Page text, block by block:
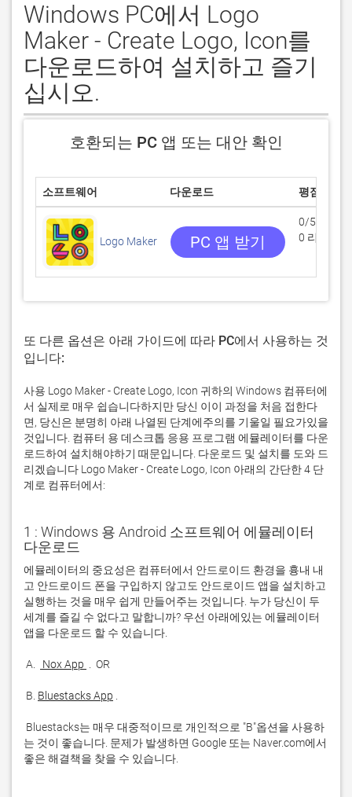
Windows PC에서 Logo
Maker - Create Logo, Icon를
다운로드하여 설치하고 즐기
십시오.
호환되는 PC 앱 또는 대안 확인
소프트웨어 다운로드 평점
Logo Maker PC 앱 받기
0/5
0 리뷰
또 다른 옵션은 아래 가이드에 따라 PC에서 사용하는 것
입니다:
사용 Logo Maker - Create Logo, Icon 귀하의 Windows 컴퓨터에
서 실제로 매우 쉽습니다하지만 당신 이이 과정을 처음 접한다
면, 당신은 분명히 아래 나열된 단계에주의를 기울일 필요가있을
것입니다. 컴퓨터 용 데스크톱 응용 프로그램 에뮬레이터를 다운
로드하여 설치해야하기 때문입니다. 다운로드 및 설치를 도와 드
리겠습니다 Logo Maker - Create Logo, Icon 아래의 간단한 4 단
계로 컴퓨터에서:
1 : Windows 용 Android 소프트웨어 에뮬레이터
다운로드
에뮬레이터의 중요성은 컴퓨터에서 안드로이드 환경을 흉내 내
고 안드로이드 폰을 구입하지 않고도 안드로이드 앱을 설치하고
실행하는 것을 매우 쉽게 만들어주는 것입니다. 누가 당신이 두
세계를 즐길 수 없다고 말합니까? 우선 아래에있는 에뮬레이터
A. Nox App
B. Bluestacks App
는 것이 좋습니다. 문제가 발생하면 Google 또는 Naver.com에서
좋은 해결책을 찾을 수 있습니다.